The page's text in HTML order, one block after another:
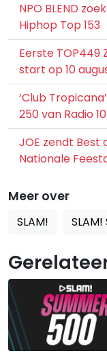
NPO BLEND
Hiphop Top 153
Eerste TOP449
start op 10
‘Club
250 van Radio 10
JOE zendt Best
Nationale
Meer over
SLAM!